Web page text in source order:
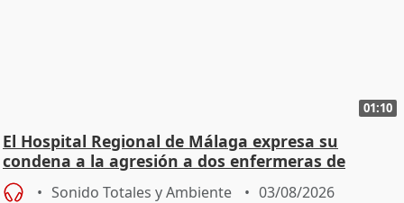
01:10
El Hospital Regional de Málaga expresa su
condena a la agresión a dos enfermeras de
Urgencias
Sonido Totales y Ambiente 03/08/2026